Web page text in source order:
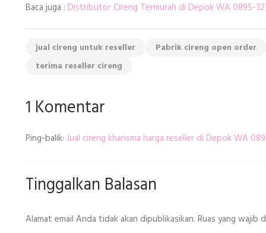
Baca juga : Distributor Cireng Termurah di Depok WA 0895-
jual cireng untuk reseller Pabrik cireng open order
terima reseller cireng
1 Komentar
Ping-balik: Jual cireng kharisma harga reseller di Depok WA
Tinggalkan Balasan
Alamat email Anda tidak akan dipublikasikan. Ruas yang wajib